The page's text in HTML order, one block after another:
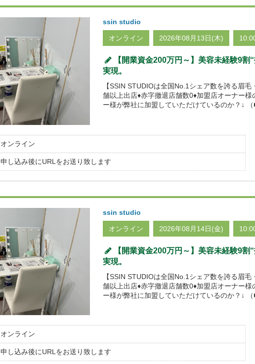
ssin studio
オンライン 2026年08月13日(木)
【開業資金200万円～】美容未経験9
実現。
【SSIN STUDIOは全国No.1シェア数を誇る眉
舗以上出店♦赤字撤退店舗数0♦加盟店オーナー
ー様が弊社に加盟していただけているのか？↓ （
オンライン
申し込み後にURLをお送り致します
ssin studio
オンライン 2026年08月14日(金)
【開業資金200万円～】美容未経験9
実現。
【SSIN STUDIOは全国No.1シェア数を誇る眉
舗以上出店♦赤字撤退店舗数0♦加盟店オーナー
ー様が弊社に加盟していただけているのか？↓ （
オンライン
申し込み後にURLをお送り致します